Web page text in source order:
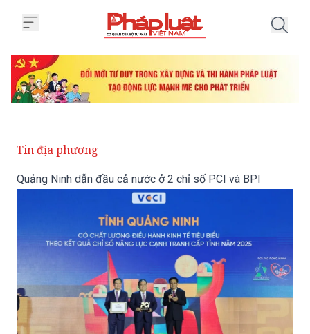
Tin địa phương
Quảng Ninh dẫn đầu cả nước ở 2 chỉ số PCI và BPI